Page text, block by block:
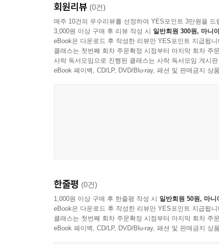
--- p.99
여러분의 질문은 세상을 둘러싼 당연함이라는 단
들이 우리 안에 살아 있는 한, 우리는 버리는 행위
선의 흐름을 소중한 것들이 다시 돌아오는 둥근 곡
이 모든 여정은 버린 것이 끝이 아니라 계속 이
가혹하다는 것을 알려 준다. 내 방을 깨끗하게 하
위해 노력해 온 여러 활동 이야기로 넘어간다.
쓰레기를 줄이기 위해 행동하다
쓸 수 있게 하는 ‘구조 대상’ 코너를 둔 알맹상점,
캠페인 등등 톡톡 튀고 재미있는 활동 사례들이 펼
쓰레기를 줄이려는 문제의식을 가진 사람들의
회원리뷰 (0건)
매주 10건의 우수리뷰를 선정하여 YES포인트 3만원을 드
3,000원 이상 구매 후 리뷰 작성 시 일반회원 300원, 마니
eBook은 다운로드 후 작성한 리뷰만 YES포인트 지급됩니
클래스는 첫번째 회차 주문확정 시점부터 마지막 회차 주
사락 독서모임으로 진행된 클래스는 사락 독서모임 게시
eBook 페이백, CD/LP, DVD/Blu-ray, 패션 및 판매금지 상
한줄평 (0건)
1,000원 이상 구매 후 한줄평 작성 시 일반회원 50원, 마니
eBook은 다운로드 후 작성한 리뷰만 YES포인트 지급됩니
클래스는 첫번째 회차 주문확정 시점부터 마지막 회차 주
eBook 페이백, CD/LP, DVD/Blu-ray, 패션 및 판매금지 상